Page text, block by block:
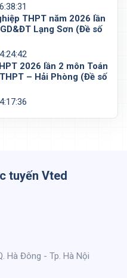
THPT năm 2026 lần
Lạng Sơn (Đề số
2026 lần 2 môn Toán
– Hải Phòng (Đề số
tuyến Vted
Hà Đông - Tp. Hà Nội